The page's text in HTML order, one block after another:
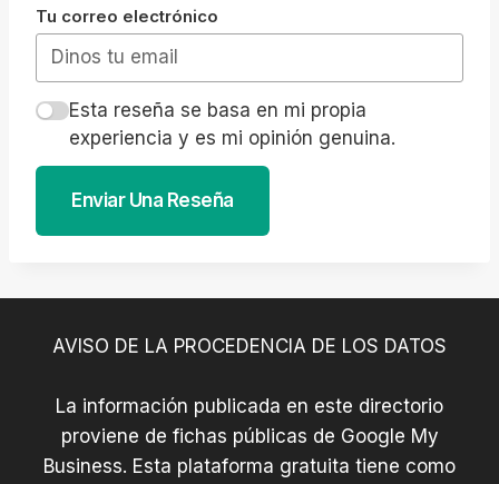
Tu correo electrónico
Esta reseña se basa en mi propia
experiencia y es mi opinión genuina.
Enviar Una Reseña
AVISO DE LA PROCEDENCIA DE LOS DATOS
La información publicada en este directorio
proviene de fichas públicas de Google My
Business. Esta plataforma gratuita tiene como